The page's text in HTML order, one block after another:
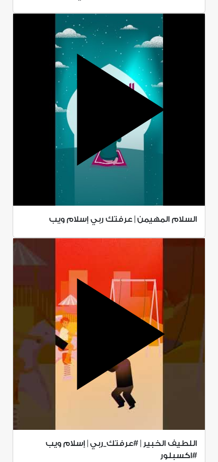
السلام المهيمن | عرفتك ربي إسلام ويب
اللطيف الخبير | #عرفتك_ربي | إسلام ويب
#اكسبلور